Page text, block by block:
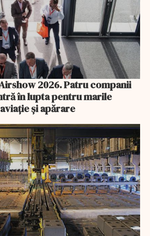
2026. Patru companii
în lupta pentru marile
și apărare